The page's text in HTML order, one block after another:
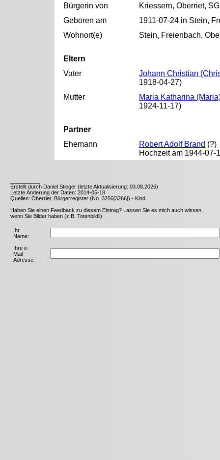
Bürgerin von
Kriessern, Oberriet, SG
Geboren am
1911-07-24 in Stein,
Wohnort(e)
Stein, Freienbach,
Eltern
Vater
Johann Christian
1918-04-27)
Mutter
Maria Katharina
1924-11-17)
Partner
Ehemann
Robert Adolf Brand (?)
Hochzeit am 1944-07-
Erstellt durch Daniel Stieger (letzte Aktualisierung: 03.08.2026)
Letzte Änderung der Daten: 2014-05-18
Quellen: Oberriet, Bürgerregister (No. 3256[3266]) - Kind
Haben Sie einen Feedback zu diesem Eintrag? Lassen Sie es mich auch wissen,
wenn Sie Bilder haben (z.B. Totenbildli).
Ihr
Name:
Ihre e-
Mail
Adresse: